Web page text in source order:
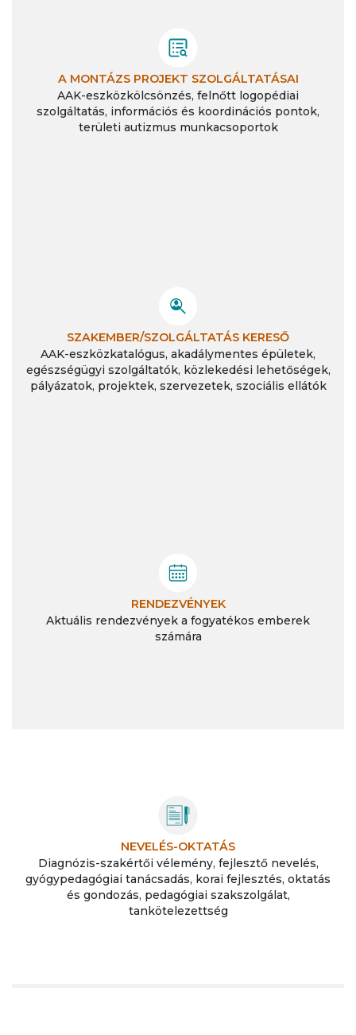
A MONTÁZS PROJEKT SZOLGÁLTATÁSAI
AAK-eszközkölcsönzés, felnőtt logopédiai
szolgáltatás, információs és koordinációs pontok,
területi autizmus munkacsoportok
SZAKEMBER/SZOLGÁLTATÁS KERESŐ
AAK-eszközkatalógus, akadálymentes épületek,
egészségügyi szolgáltatók, közlekedési lehetőségek,
pályázatok, projektek, szervezetek, szociális ellátók
RENDEZVÉNYEK
Aktuális rendezvények a fogyatékos emberek
számára
NEVELÉS-OKTATÁS
Diagnózis-szakértői vélemény, fejlesztő nevelés,
gyógypedagógiai tanácsadás, korai fejlesztés, oktatás
és gondozás, pedagógiai szakszolgálat,
tankötelezettség